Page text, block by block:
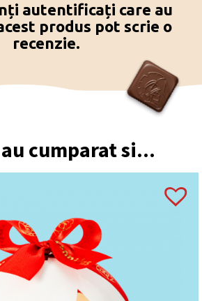
autentificați care au
produs pot scrie o
recenzie.
cumparat si...